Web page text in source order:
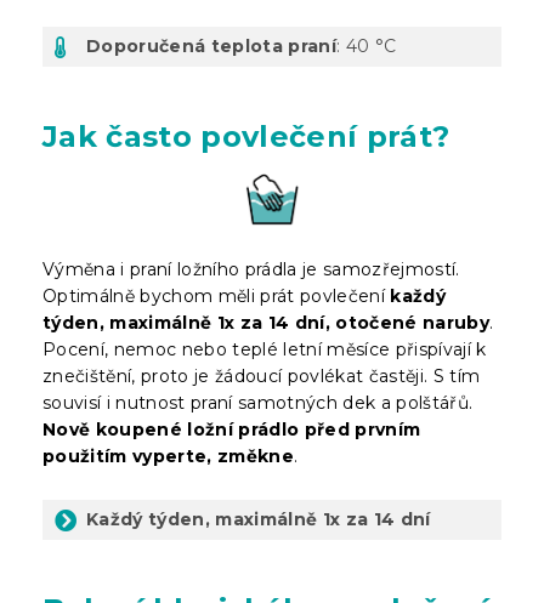
Doporučená teplota praní: 40 °C
Jak často povlečení prát?
Výměna i praní ložního prádla je samozřejmostí.
Optimálně bychom měli prát povlečení každý
týden, maximálně 1x za 14 dní, otočené naruby.
Pocení, nemoc nebo teplé letní měsíce přispívají k
znečištění, proto je žádoucí povlékat častěji. S tím
souvisí i nutnost praní samotných dek a polštářů.
Nově koupené ložní prádlo před prvním
použitím vyperte, změkne.
Každý týden, maximálně 1x za 14 dní